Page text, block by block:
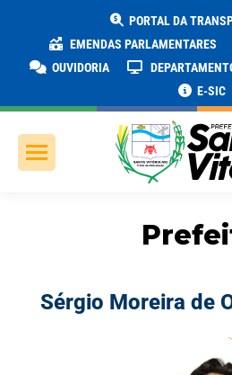
PORTAL DA
EMENDAS PARLAMENTARES
OUVIDORIA
E-SIC
Sérgio Moreira de